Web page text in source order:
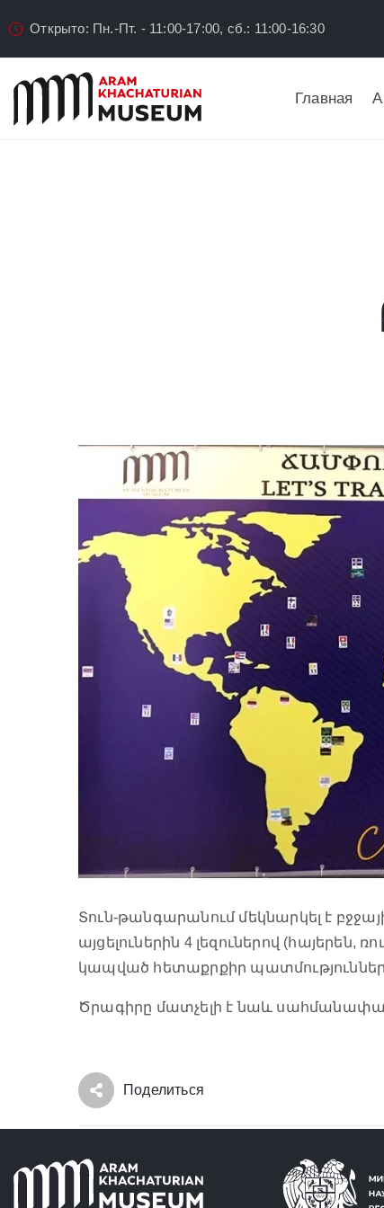
Открыто: Пн.-Пт. - 11:00-17:00, сб.: 11:00-16:30
Главная
Տուն-թանգարանում մեկնարկել է
այցելուներին 4 լեզուներով
կապված հետաքրքիր
Ծրագիրը մատչելի է նաև սահմանափակ
Поделиться